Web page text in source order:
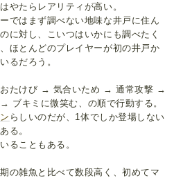
やたらレアリティが高い。
ではまず調べない地味な井戸に住ん
に対し、こいつはいかにも調べたく
ほとんどのプレイヤーが初の井戸か
るだろう。
おたけび → 気合いため → 通常攻撃 →
ブキミに微笑む、の順で行動する。
らしいのだが、1体でしか登場しない
る。
ることもある。
の雑魚と比べて数段高く、初めてマ